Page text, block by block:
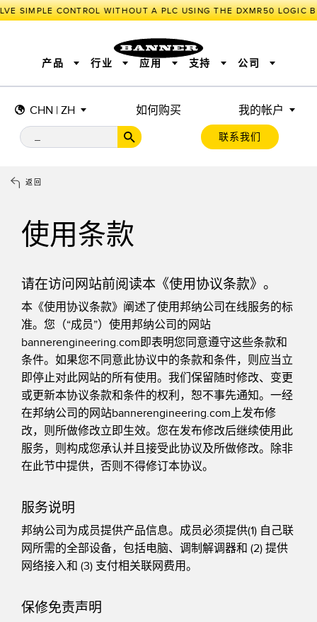
SIMPLE CONTROL WITHOUT A PLC USING THE DXMR50 LOGIC
CHN | ZH 如何购买 我的帐户
联系我们
产品
传感器 测量解决方案
照明和指示
机器安全
工业无线
BARCODE & VISION
绝对值旋转编码器
光电传感器
激光测距
测量光幕
3D飞行时间
雷达传感器
超声波传感器
光纤放大器
光纤
槽形和标签传感器
色标、颜色和荧光传感器
拾取指示灯传感器
检测阵列和宽光束传感器
行业 应用
工业物联网与智能工厂
智能传感器
机器防护
追踪和跟踪
拾取指示灯
雷达应用
工业物联网与智能工厂
前缘检测
工厂通信
机器监控/设备综合效率
物料、服务或托盘取件呼叫
状况监测：预测性维护和预防性维护
设备综合效率 (OEE)
远程监控
预测性维护与状态监控
预测性维护与状态监控
相关链接
支持 公司
返回
使用条款
请在访问网站前阅读本《使用协议条款》。
本《使用协议条款》阐述了使用邦纳公司在线服务的标
准。您（“成员”）使用邦纳公司的网站
bannerengineering.com即表明您同意遵守这些条款和
条件。如果您不同意此协议中的条款和条件，则应当立
即停止对此网站的所有使用。我们保留随时修改、变更
或更新本协议条款和条件的权利，恕不事先通知。一经
在邦纳公司的网站bannerengineering.com上发布修
改，则所做修改立即生效。您在发布修改后继续使用此
服务，则构成您承认并且接受此协议及所做修改。除非
在此节中提供，否则不得修订本协议。
服务说明
邦纳公司为成员提供产品信息。成员必须提供(1) 自己联
网所需的全部设备，包括电脑、调制解调器和 (2) 提供
网络接入和 (3) 支付相关联网费用。
保修免责声明